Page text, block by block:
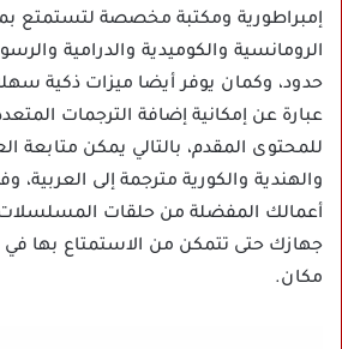
إمبراطورية ومكتبة مخصصة لتستمتع
الرومانسية والكوميدية والدرامية
حدود، وكمان يوفر أيضا ميزات ذكية
عبارة عن إمكانية إضافة الترجمات
للمحتوى المقدم، بالتالي يمكن متابعة
والهندية والكورية مترجمة إلى العربية،
أعمالك المفضلة من حلقات المسلسلات
جهازك حتى تتمكن من الاستمتاع بها
مكان.